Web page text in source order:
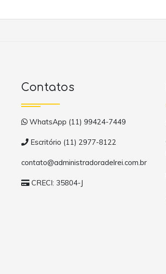
Contatos
WhatsApp (11) 99424-7449
Escritório (11) 2977-8122
contato@administradoradelrei.com.br
CRECI: 35804-J